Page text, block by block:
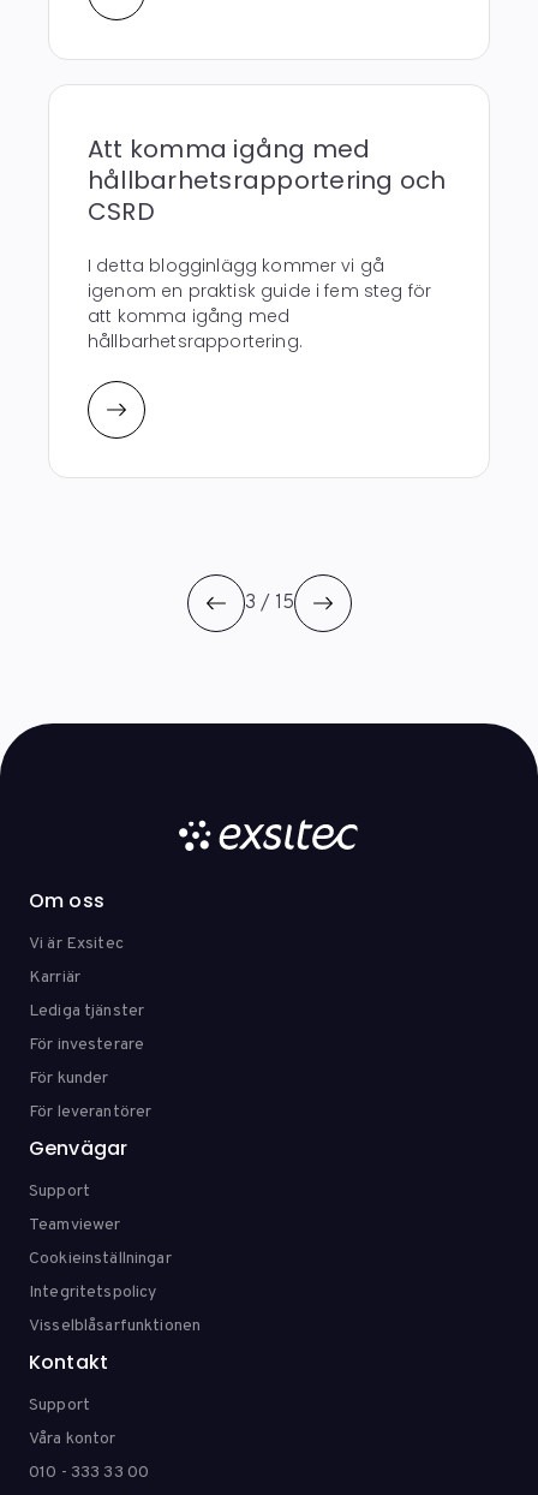
Att komma igång med
hållbarhetsrapportering och
CSRD
I detta blogginlägg kommer vi gå
igenom en praktisk guide i fem steg för
att komma igång med
hållbarhetsrapportering.
3 / 15
Om oss
Vi är Exsitec
Karriär
Lediga tjänster
För investerare
För kunder
För leverantörer
Genvägar
Support
Teamviewer
Cookieinställningar
Integritetspolicy
Visselblåsarfunktionen
Kontakt
Support
Våra kontor
010 - 333 33 00